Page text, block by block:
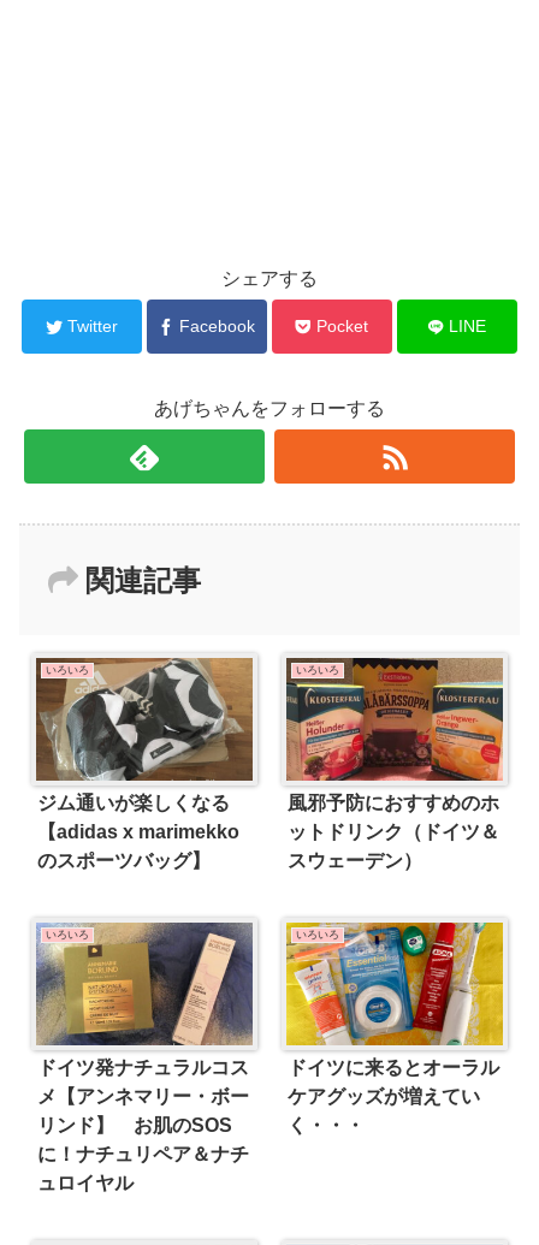
シェアする
Twitter Facebook Pocket LINE
あげちゃんをフォローする
関連記事
いろいろ
ジム通いが楽しくなる
【adidas x marimekko
のスポーツバッグ】
いろいろ
風邪予防におすすめのホ
ットドリンク（ドイツ＆
スウェーデン）
いろいろ
ドイツ発ナチュラルコス
メ【アンネマリー・ボー
リンド】 お肌のSOS
に！ナチュリペア＆ナチ
ュロイヤル
いろいろ
ドイツに来るとオーラル
ケアグッズが増えてい
く・・・